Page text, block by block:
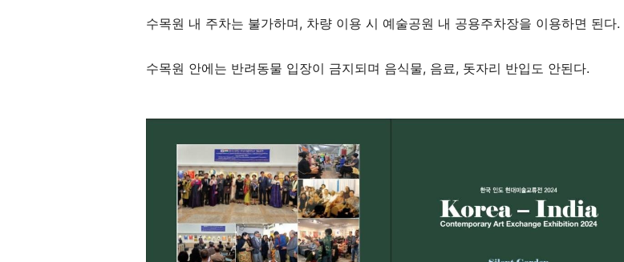
수목원 내 주차는 불가하며, 차량 이용 시 예술공원 내 공용주차장을 이용하면 된다.
수목원 안에는 반려동물 입장이 금지되며 음식물, 음료, 돗자리 반입도 안된다.